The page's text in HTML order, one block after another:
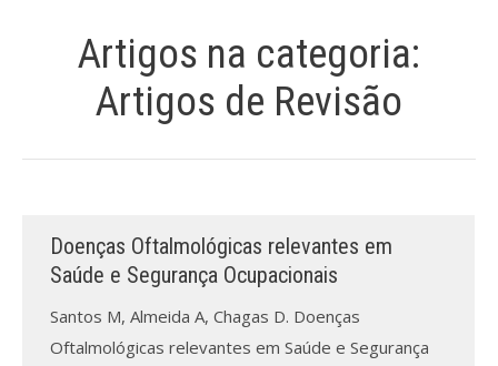
Trabalhos aceites para submissão
Processo de submissão
Formação Profissional
Artigos na categoria:
Artigos de Revisão
Doenças Oftalmológicas relevantes em
Saúde e Segurança Ocupacionais
Santos M, Almeida A, Chagas D. Doenças
Oftalmológicas relevantes em Saúde e Segurança